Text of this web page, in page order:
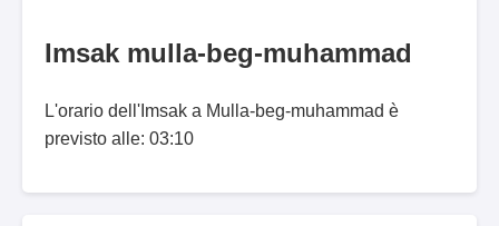
Imsak mulla-beg-muhammad
L'orario dell'Imsak a Mulla-beg-muhammad è
previsto alle: 03:10